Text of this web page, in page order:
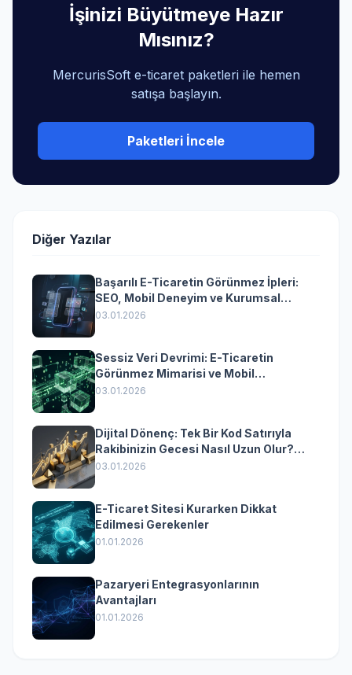
İşinizi Büyütmeye Hazır
Mısınız?
MercurisSoft e-ticaret paketleri ile hemen
satışa başlayın.
Paketleri İncele
Diğer Yazılar
Başarılı E-Ticaretin Görünmez İpleri:
SEO, Mobil Deneyim ve Kurumsal
Yazılımın Kazandıran Senkronizasyonu
03.01.2026
Sessiz Veri Devrimi: E-Ticaretin
Görünmez Mimarisi ve Mobil
Dönüşümün Kurumsal Anahtarı
03.01.2026
Dijital Dönenç: Tek Bir Kod Satırıyla
Rakibinizin Gecesi Nasıl Uzun Olur?
(Kurumsal Yazılımın Güçlü Rolü)
03.01.2026
E-Ticaret Sitesi Kurarken Dikkat
Edilmesi Gerekenler
01.01.2026
Pazaryeri Entegrasyonlarının
Avantajları
01.01.2026